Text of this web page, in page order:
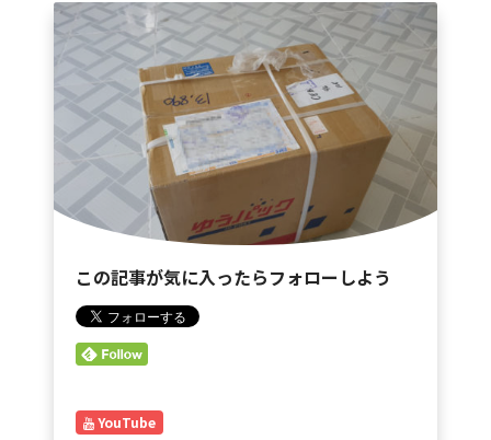
この記事が気に入ったらフォローしよう
YouTube